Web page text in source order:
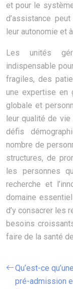
et pour le
d’assistance
leur autonomie et
Les unités
indispensable
fragiles, des
une expertise en
globale et
leur qualité de
défis
nombre de
structures, de
les personnes
recherche et
domaine
d’y consacrer les
besoins
faire de la santé
Qu’est-ce
pré-admission